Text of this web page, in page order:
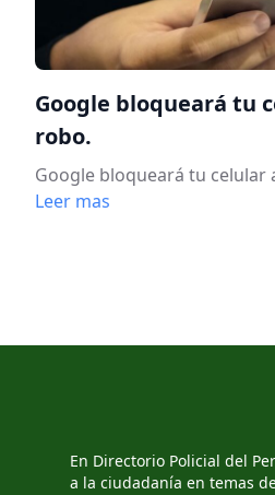
Google bloqueará tu
robo.
Google bloqueará tu celular
Leer mas
En Directorio Policial del
a la ciudadanía en temas